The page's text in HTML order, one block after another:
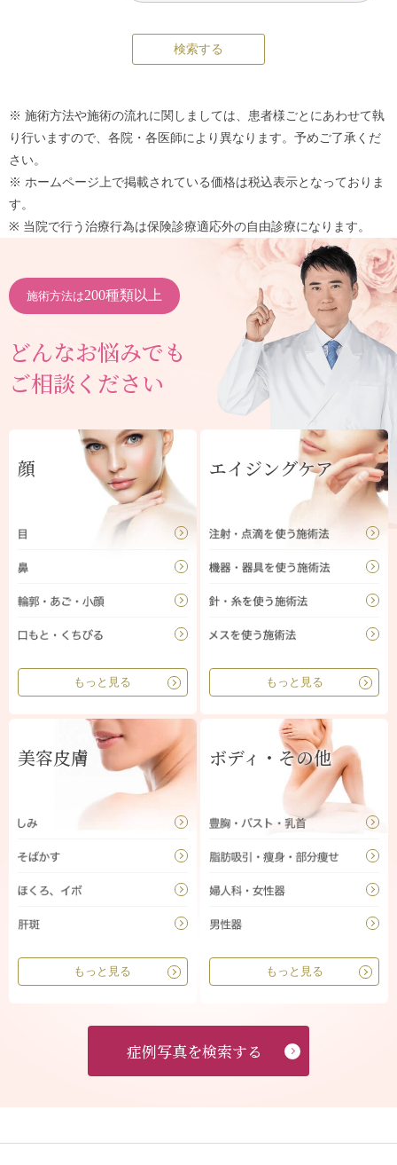
※ 施術方法や施術の流れに関しましては、患者様ごとにあわせて執
り行いますので、各院・各医師により異なります。予めご了承くだ
さい。
※ ホームページ上で掲載されている価格は税込表示となっておりま
す。
※ 当院で行う治療行為は保険診療適応外の自由診療になります。
施術方法は200種類以上
どんなお悩みでも
ご相談ください
顔
もっと見る
エイジングケア
もっと見る
美容皮膚
もっと見る
ボディ・その他
もっと見る
症例写真を検索する